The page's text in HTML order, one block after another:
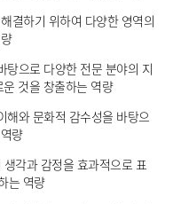
결하기 위하여 다양한 영역의
탕으로 다양한 전문 분야의 지
것을 창출하는 역량
해와 문화적 감수성을 바탕으
량
각과 감정을 효과적으로 표
는 역량